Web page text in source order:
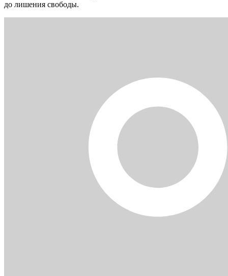
до лишения свободы.